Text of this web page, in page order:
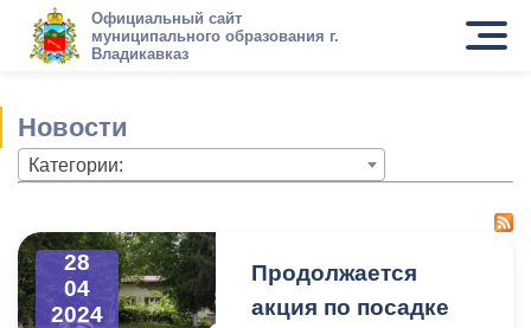
Официальный сайт
муниципального образования г.
Владикавказ
Новости
Категории:
28
04
2024
Продолжается
акция по посадке